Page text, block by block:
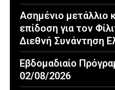
Ασημένιο μετάλλιο
επίδοση για τον
Διεθνή Συνάντηση
Εβδομαδιαίο
02/08/2026